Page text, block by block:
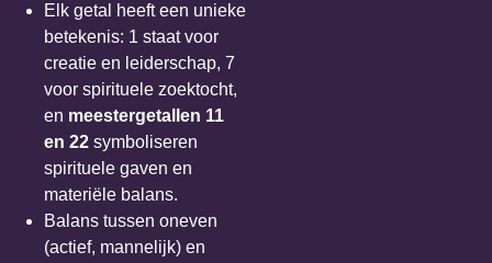
Elk getal heeft een unieke
betekenis: 1 staat voor
creatie en leiderschap, 7
voor spirituele zoektocht,
en meestergetallen 11
en 22 symboliseren
spirituele gaven en
materiële balans.
Balans tussen oneven
(actief, mannelijk) en